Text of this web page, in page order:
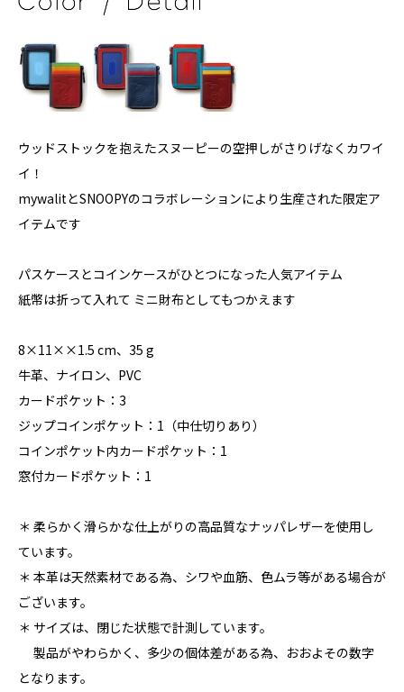
ウッドストックを抱えたスヌーピーの空押しがさりげなくカワイ
イ！
mywalitとSNOOPYのコラボレーションにより生産された限定ア
イテムです
パスケースとコインケースがひとつになった人気アイテム
紙幣は折って入れて ミニ財布としてもつかえます
8×11××1.5 cm、35 g
牛革、ナイロン、PVC
カードポケット：3
ジップコインポケット：1（中仕切りあり）
コインポケット内カードポケット：1
窓付カードポケット：1
＊ 柔らかく滑らかな仕上がりの高品質なナッパレザーを使用し
ています。
＊ 本革は天然素材である為、シワや血筋、色ムラ等がある場合が
ございます。
＊ サイズは、閉じた状態で計測しています。
製品がやわらかく、多少の個体差がある為、おおよその数字
となります。